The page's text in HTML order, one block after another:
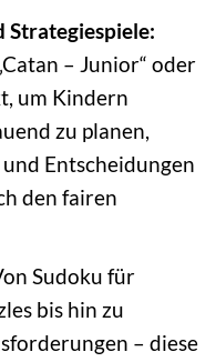
Strategiespiele:
– Junior“ oder
um Kindern
zu planen,
Entscheidungen
den fairen
Sudoku für
bis hin zu
– diese